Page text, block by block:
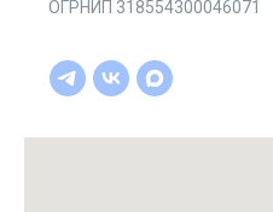
ОГРНИП 318554300046071